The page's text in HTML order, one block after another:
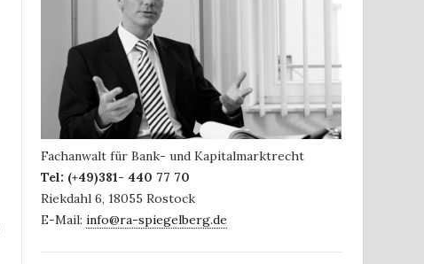
Fachanwalt für Bank- und Kapitalmarktrecht
Tel: (+49)381- 440 77 70
Riekdahl 6, 18055 Rostock
E-Mail: info@ra-spiegelberg.de